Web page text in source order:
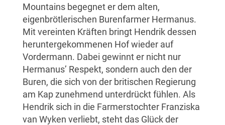
Mountains begegnet er dem alten,
eigenbrötlerischen Burenfarmer Hermanus.
Mit vereinten Kräften bringt Hendrik dessen
heruntergekommenen Hof wieder auf
Vordermann. Dabei gewinnt er nicht nur
Hermanus’ Respekt, sondern auch den der
Buren, die sich von der britischen Regierung
am Kap zunehmend unterdrückt fühlen. Als
Hendrik sich in die Farmerstochter Franziska
van Wyken verliebt, steht das Glück der